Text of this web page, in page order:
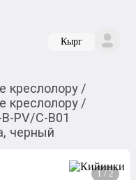
Кырг
креслолору /
креслолору /
PV/C-B01
черный
1 / 2